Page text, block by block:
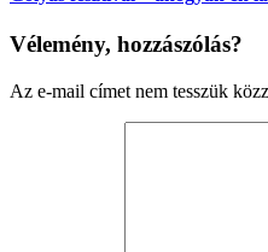
Vélemény, hozzászólás?
Az e-mail címet nem tesszük